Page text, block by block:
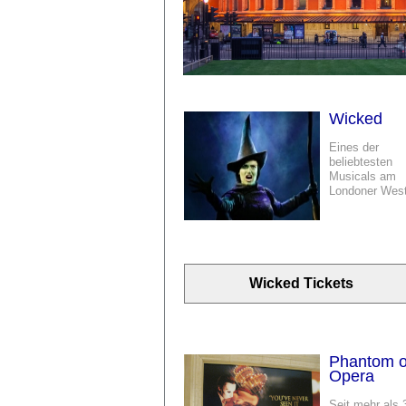
Wicked
Eines der
beliebtesten
Musicals am
Londoner
Wicked Tickets
Phantom
Opera